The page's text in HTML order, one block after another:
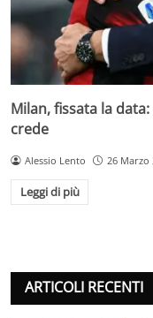
Milan, fissata la
crede
Alessio Lento 26 Marzo
Leggi di più
ARTICOLI RECENTI